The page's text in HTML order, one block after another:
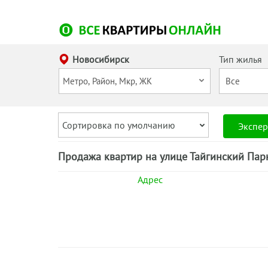
Новосибирск Тип жилья
Сортировка по умолчанию
Продажа квартир на улице Тайгинский
Адрес